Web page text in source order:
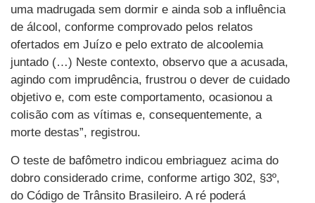
uma madrugada sem dormir e ainda sob a influência
de álcool, conforme comprovado pelos relatos
ofertados em Juízo e pelo extrato de alcoolemia
juntado (…) Neste contexto, observo que a acusada,
agindo com imprudência, frustrou o dever de cuidado
objetivo e, com este comportamento, ocasionou a
colisão com as vítimas e, consequentemente, a
morte destas”, registrou.
O teste de bafômetro indicou embriaguez acima do
dobro considerado crime, conforme artigo 302, §3º,
do Código de Trânsito Brasileiro. A ré poderá